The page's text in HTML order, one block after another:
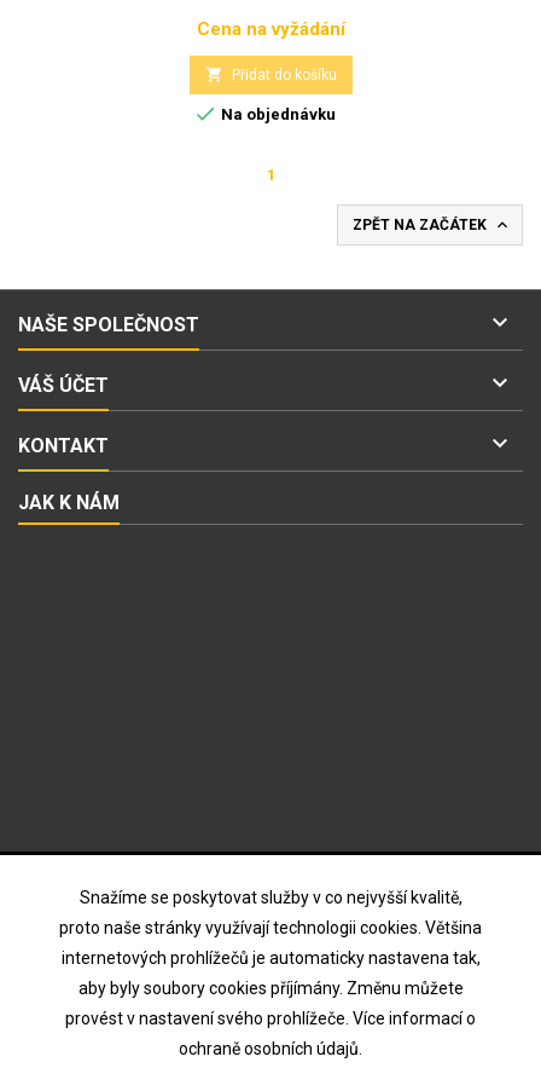
Snažíme se poskytovat služby v co nejvyšší kvalitě,
proto naše stránky využívají technologii cookies. Většina
internetových prohlížečů je automaticky nastavena tak,
aby byly soubory cookies příjímány. Změnu můžete
provést v nastavení svého prohlížeče. Více informací o
ochraně osobních údajů.
Cena
Cena na vyžádání
 Přidat do košíku
 Na objednávku
1
ZPĚT NA ZAČÁTEK 
NAŠE SPOLEČNOST 
VÁŠ ÚČET 
KONTAKT 
JAK K NÁM
Souhlasím s podmínkami a zásadami ochrany osobních
údajů